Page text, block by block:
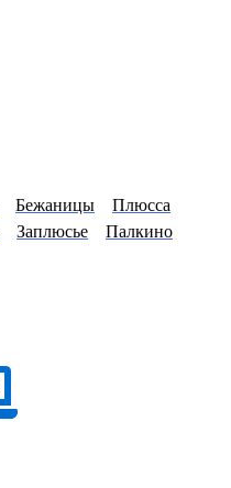
Бежаницы
Плюсса
Заплюсье
Палкино